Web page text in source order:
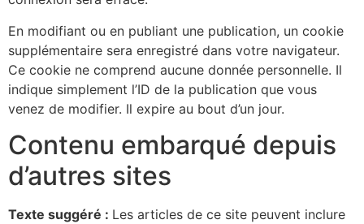
En modifiant ou en publiant une publication, un cookie
supplémentaire sera enregistré dans votre navigateur.
Ce cookie ne comprend aucune donnée personnelle. Il
indique simplement l’ID de la publication que vous
venez de modifier. Il expire au bout d’un jour.
Contenu embarqué depuis
d’autres sites
Texte suggéré : Les articles de ce site peuvent inclure